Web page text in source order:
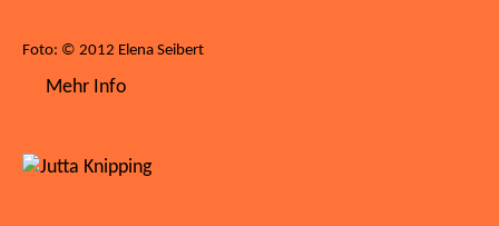
Foto: © 2012 Elena Seibert
Mehr Info